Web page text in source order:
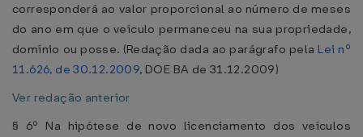
corresponderá ao valor proporcional ao número de meses
do ano em que o veículo permaneceu na sua propriedade,
domínio ou posse. (Redação dada ao parágrafo pela Lei nº
11.626, de 30.12.2009, DOE BA de 31.12.2009)
Ver redação anterior
§ 6º Na hipótese de novo licenciamento dos veículos